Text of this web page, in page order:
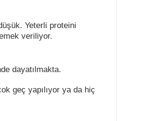
Yeterli proteini
veriliyor.
dayatılmakta.
geç yapılıyor ya da hiç